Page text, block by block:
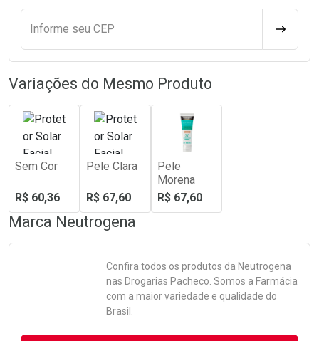
Informe seu CEP
Variações do Mesmo Produto
Sem Cor
R$ 60,36
Pele Clara
R$ 67,60
Pele
Morena
R$ 67,60
Marca Neutrogena
Confira todos os produtos da Neutrogena
nas Drogarias Pacheco. Somos a Farmácia
com a maior variedade e qualidade do
Brasil.